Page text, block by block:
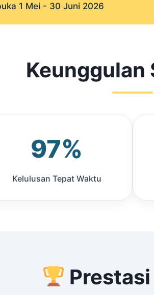
1 Mei - 30 Juni 2026
Keunggulan
97%
Kelulusan Tepat Waktu